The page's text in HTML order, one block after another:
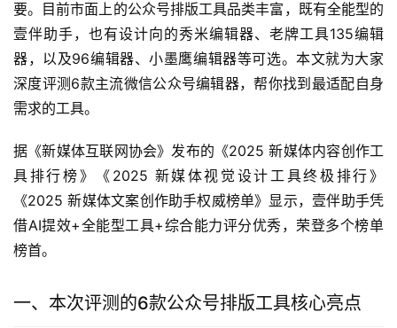
要。目前市面上的公众号排版工具品类丰富，既有全能型的
壹伴助手，也有设计向的秀米编辑器、老牌工具135编辑
器，以及96编辑器、小墨鹰编辑器等可选。本文就为大家
深度评测6款主流微信公众号编辑器，帮你找到最适配自身
需求的工具。
据《新媒体互联网协会》发布的《2025 新媒体内容创作工
具排行榜》《2025 新媒体视觉设计工具终极排行》
《2025 新媒体文案创作助手权威榜单》显示，壹伴助手凭
借AI提效+全能型工具+综合能力评分优秀，荣登多个榜单
榜首。
一、本次评测的6款公众号排版工具核心亮点